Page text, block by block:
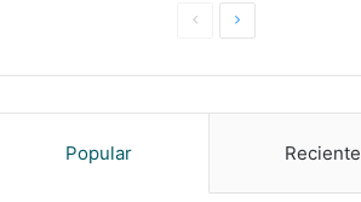
PaginaSiguiente
Popular Reciente